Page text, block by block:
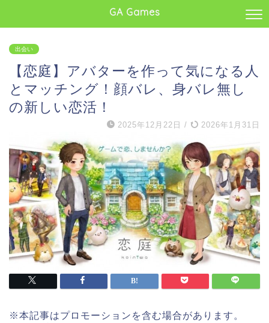
GA Games
出会い
【恋庭】アバターを作って気になる人
とマッチング！顔バレ、身バレ無し
の新しい恋活！
2025年12月22日 / 2026年1月31日
※本記事はプロモーションを含む場合があります。